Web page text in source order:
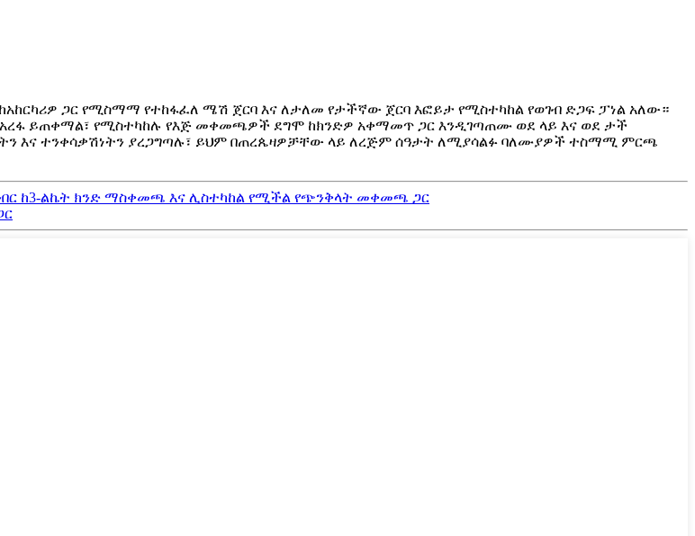
ጋር የሚስማማ የተከፋፈለ ሜሽ ጀርባ እና ለታለመ የታችኛው ጀርባ እፎይታ የሚስተካከል የወገብ ድጋፍ ፓነል አለው።
ይጠቀማል፣ የሚስተካከሉ የእጅ መቀመጫዎች ደግሞ ከክንድዎ አቀማመጥ ጋር እንዲገጣጠሙ ወደ ላይ እና ወደ ታች
እና ተንቀሳቃሽነትን ያረጋግጣሉ፣ ይህም በጠረጴዛዎቻቸው ላይ ለረጅም ሰዓታት ለሚያሳልፉ ባለሙያዎች ተስማሚ ምርጫ
ከ3-ልኬት ክንድ ማስቀመጫ እና ሊስተካከል የሚችል የጭንቅላት መቀመጫ ጋር